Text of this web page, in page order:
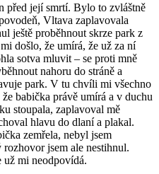
před její smrtí. Bylo to zvláštně
Vltava zaplavovala
ještě proběhnout skrze park z
došlo, že umírá, že už za ní
sotva mluvit – se proti mně
nahoru do stráně a
park. V tu chvíli mi všechno
babička právě umírá a v duchu
stoupala, zaplavoval mě
hlavu do dlaní a plakal.
zemřela, nebyl jsem
jsem ale nestihnul.
už mi neodpovídá.